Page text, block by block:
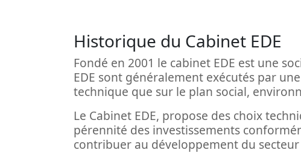
Historique du Cabinet EDE
Fondé en 2001 le cabinet EDE est une
EDE sont généralement exécutés par
technique que sur le plan social,
Le Cabinet EDE, propose des choix
pérennité des investissements
contribuer au développement du